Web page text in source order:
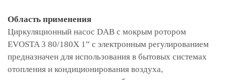
Область применения
Циркуляционный насос DAB с мокрым ротором
EVOSTA 3 80/180Х 1” с электронным регулированием
предназначен для использования в бытовых системах
отопления и кондиционирования воздуха,